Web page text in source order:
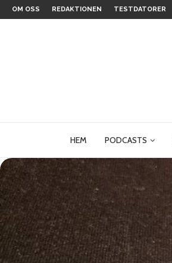
OM OSS REDAKTIONEN TESTDATORER
HEM PODCASTS